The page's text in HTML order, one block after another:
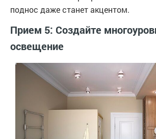
поднос даже станет акцентом.
Прием 5: Создайте
освещение